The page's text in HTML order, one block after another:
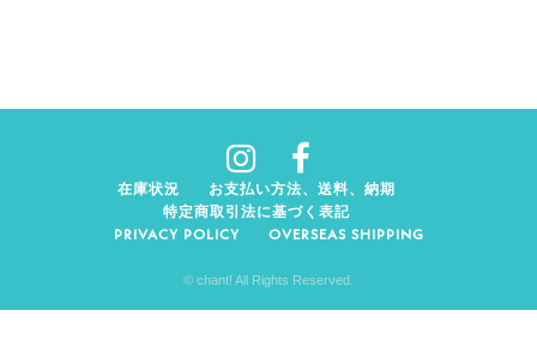
在庫状況
お支払い方法、送料、納期
特定商取引法に基づく表記
PRIVACY POLICY
OVERSEAS SHIPPING
© chant! All Rights Reserved.